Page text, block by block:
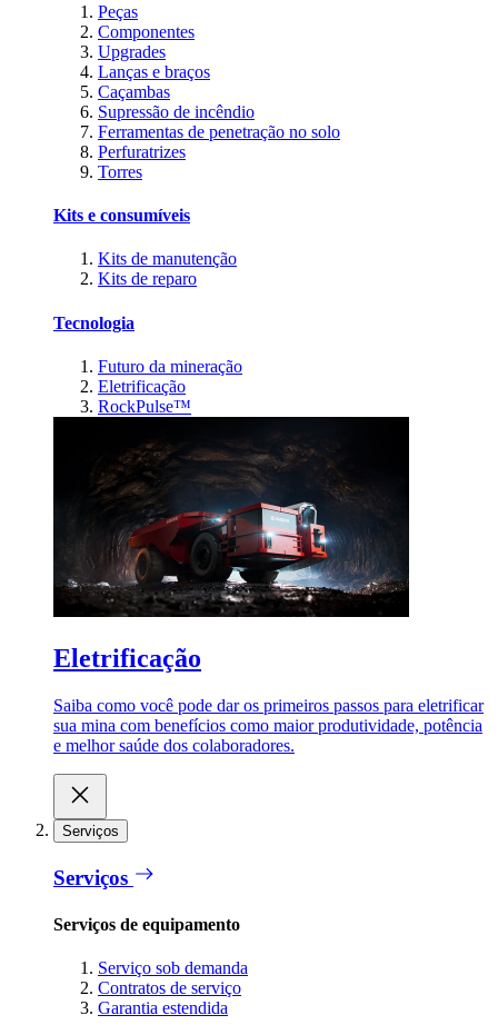
Peças
Componentes
Upgrades
Lanças e braços
Caçambas
Supressão de incêndio
Ferramentas de penetração no solo
Perfuratrizes
Torres
Kits e consumíveis
Kits de manutenção
Kits de reparo
Tecnologia
Futuro da mineração
Eletrificação
RockPulse™
Eletrificação
Saiba como você pode dar os primeiros passos para eletrificar
sua mina com benefícios como maior produtividade, potência
e melhor saúde dos colaboradores.
Serviços
Serviços
Serviços de equipamento
Serviço sob demanda
Contratos de serviço
Garantia estendida